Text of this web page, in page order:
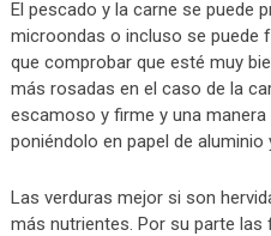
El pescado y la carne se puede
microondas o incluso se puede
que comprobar que esté muy
más rosadas en el caso de la
escamoso y firme y una
poniéndolo en papel de
Las verduras mejor si son
más nutrientes. Por su parte